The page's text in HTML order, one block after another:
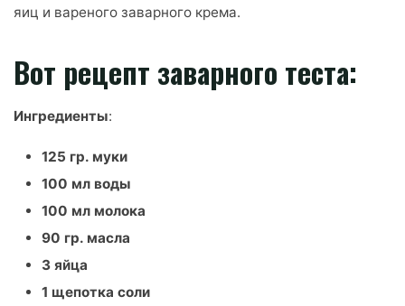
яиц и вареного заварного крема.
Вот рецепт заварного теста:
Ингредиенты:
125 гр. муки
100 мл воды
100 мл молока
90 гр. масла
3 яйца
1 щепотка соли